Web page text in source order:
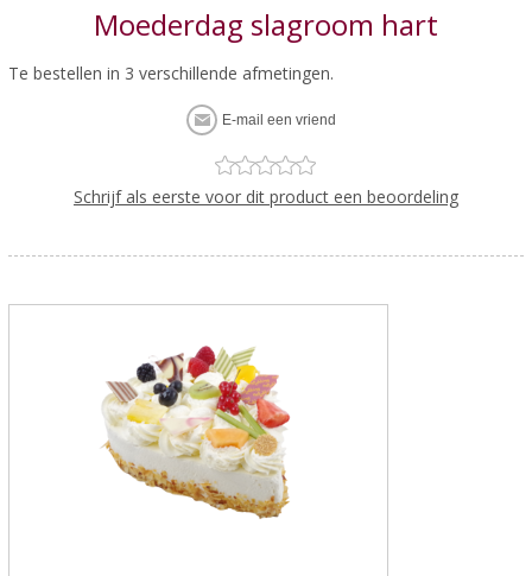
Moederdag slagroom hart
Te bestellen in 3 verschillende afmetingen.
Schrijf als eerste voor dit product een beoordeling